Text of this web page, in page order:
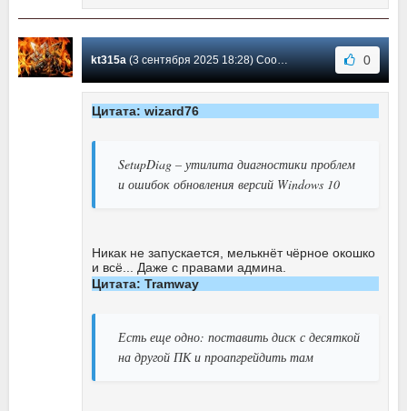
kt315a(3 сентября 2025 18:28) Сообщение #10968 0
Цитата: wizard76
SetupDiag – утилита диагностики проблем
и ошибок обновления версий Windows 10
Никак не запускается, мелькнёт чёрное окошко
и всё... Даже с правами админа.
Цитата: Tramway
Есть еще одно: поставить диск с десяткой
на другой ПК и проапгрейдить там